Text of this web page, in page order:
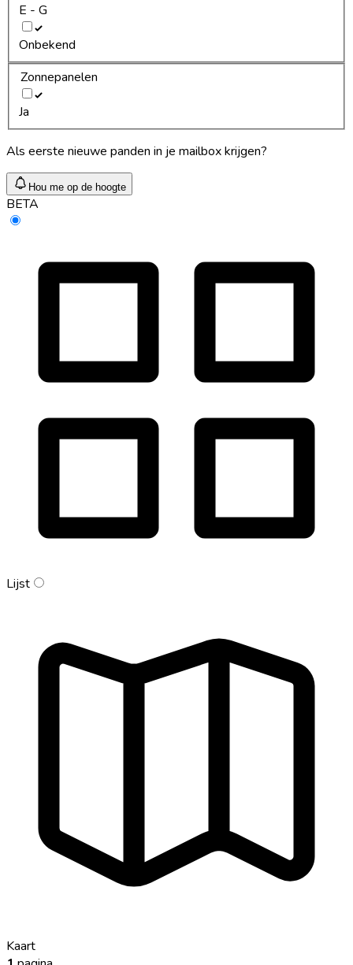
E - G
Onbekend
Zonnepanelen
Ja
Als eerste nieuwe panden in je mailbox krijgen?
Hou me op de hoogte
BETA
Lijst
Kaart